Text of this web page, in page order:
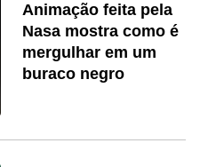
Animação feita pela
Nasa mostra como é
mergulhar em um
buraco negro